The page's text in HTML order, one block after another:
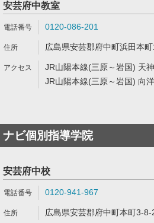
安芸府中教室
0120-086-201
広島県安芸郡府中町浜田本
JR山陽本線(三原～岩国) 天
JR山陽本線(三原～岩国) 向
ナビ個別指導学院
安芸府中校
0120-941-967
広島県安芸郡府中町本町3-